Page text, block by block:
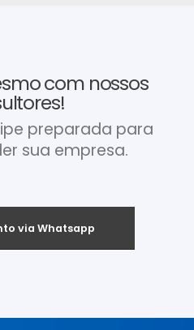
com nossos
preparada para
sua empresa.
via Whatsapp